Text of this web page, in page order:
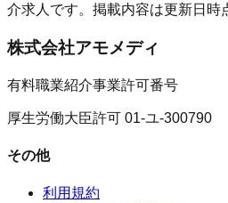
介求人です。掲載内容は更新日時
株式会社アモメディ
有料職業紹介事業許可番号
厚生労働大臣許可 01-ユ-300790
その他
利用規約